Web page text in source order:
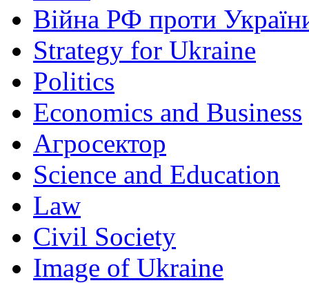
Війна РФ проти
Strategy for Ukraine
Politics
Economics and Business
Агросектор
Science and Education
Law
Civil Society
Image of Ukraine